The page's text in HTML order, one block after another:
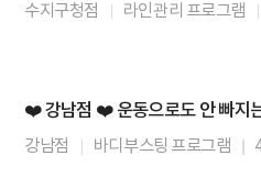
수지구청점 라인관리 프로그램
❤️ 강남점 ❤️ 운동으로도 안 빠지
강남점 바디부스팅 프로그램